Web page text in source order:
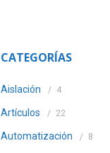
CATEGORÍAS
Aislación 4
Artículos 22
Automatización 8